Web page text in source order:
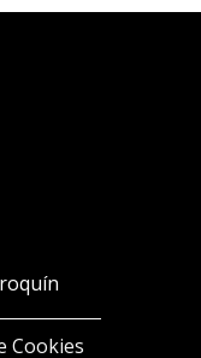
Cookies